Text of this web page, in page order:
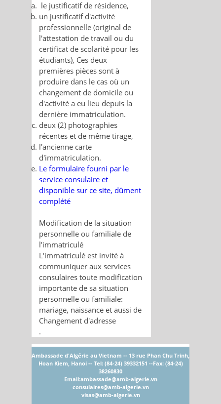
le justificatif de résidence,
un justificatif d'activité
professionnelle (original de
l'attestation de travail ou du
certificat de scolarité pour les
étudiants), Ces deux
premières pièces sont à
produire dans le cas où un
changement de domicile ou
d'activité a eu lieu depuis la
dernière immatriculation.
deux (2) photographies
récentes et de même tirage,
l'ancienne carte
d'immatriculation.
Le formulaire fourni par le
service consulaire et
disponible sur ce site, dûment
complété
Modification de la situation
personnelle ou familiale de
l'immatriculé
L'immatriculé est invité à
communiquer aux services
consulaires toute modification
importante de sa situation
personnelle ou familiale:
mariage, naissance et aussi de
Changement d'adresse
.
Ambassade d'Algérie au Vietnam -- 13 rue Phan Chu Trinh,
Hoan Kiem, Hanoi -- Tel: (84-24) 39332151 --Fax: (84-24)
38260830
Email:ambassade@amb-algerie.vn
consulaires@amb-algerie.vn
visas@amb-algerie.vn